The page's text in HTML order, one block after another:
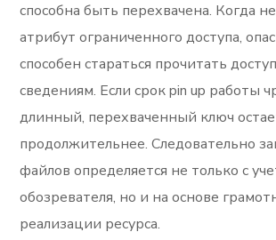
способна быть перехвачена. Когда
атрибут ограниченного доступа,
способен стараться прочитать
сведениям. Если срок pin up работы
длинный, перехваченный ключ
продолжительнее. Следовательно
файлов определяется не только с
обозревателя, но и на основе
реализации ресурса.